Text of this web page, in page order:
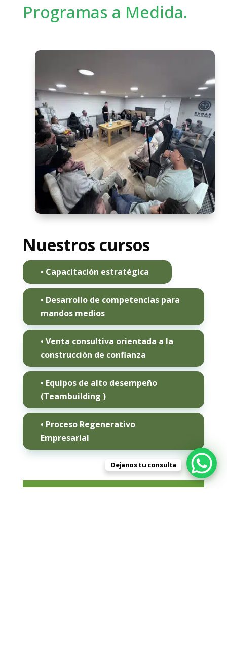
Programas a Medida.
Nuestros cursos
• Capacitación estratégica
• Desarrollo de competencias para
mandos medios
• Venta consultiva orientada a la
construcción de confianza
• Equipos de alto desempeño
(Teambuilding )
• Proceso Regenerativo
Empresarial
Dejanos tu consulta